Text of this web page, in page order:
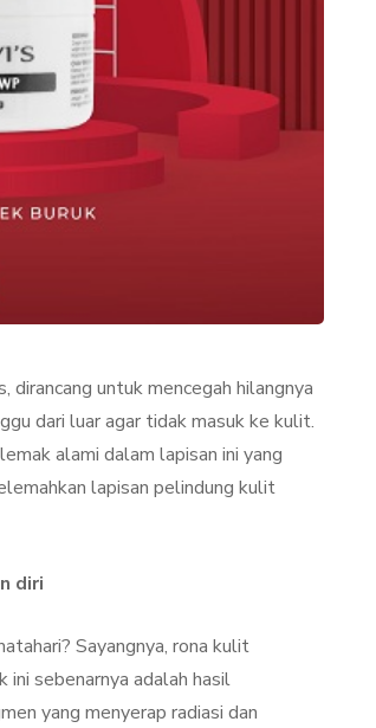
untuk mencegah hilangnya
dari luar agar tidak masuk ke kulit.
alami dalam lapisan ini yang
lapisan pelindung kulit
diri
Sayangnya, rona kulit
ini sebenarnya adalah hasil
yang menyerap radiasi dan
LIFESTYLE
Terjadi Pengelupasan
Kulit Setelah Facial
Treatment? Ini